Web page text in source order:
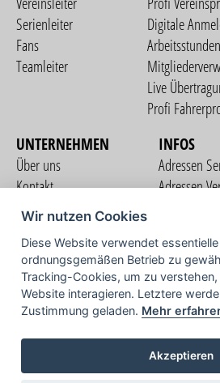
Serienleiter
Fans
Teamleiter
Digitale
Live
Profi
UNTERNEHMEN
Über uns
Kontakt
Nutzungsbedingungen
Datenschutzerklärung
Impressum
INFOS
Adressen
Adressen
Wir nutzen Cookies
Diese Website verwendet
ordnungsgemäßen Betrieb zu
Tracking-Cookies, um zu
Website interagieren. Letztere
Zustimmung geladen. Mehr
Akzeptieren